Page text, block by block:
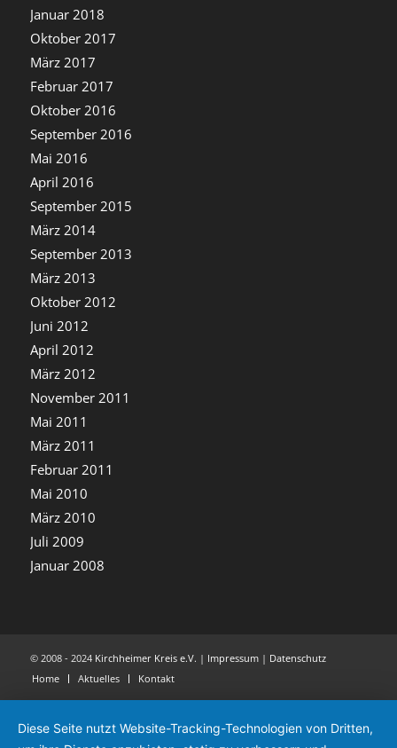
Januar 2018
Oktober 2017
März 2017
Februar 2017
Oktober 2016
September 2016
Mai 2016
April 2016
September 2015
März 2014
September 2013
März 2013
Oktober 2012
Juni 2012
April 2012
März 2012
November 2011
Mai 2011
März 2011
Februar 2011
Mai 2010
März 2010
Juli 2009
Januar 2008
© 2008 - 2024 Kirchheimer Kreis e.V. | Impressum| Datenschutz
Home
Aktuelles Kontakt
Diese Seite nutzt Website-Tracking-Technologien von Dritten,